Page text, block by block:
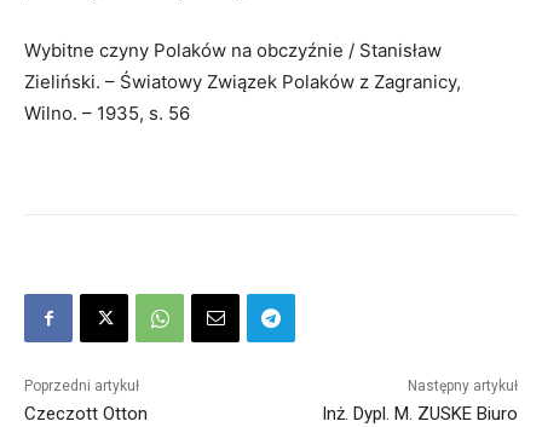
Wybitne czyny Polaków na obczyźnie / Stanisław
Zieliński. – Światowy Związek Polaków z Zagranicy,
Wilno. – 1935, s. 56
Poprzedni artykuł
Czeczott Otton
Następny artykuł
Inż. Dypl. M. ZUSKE Biuro